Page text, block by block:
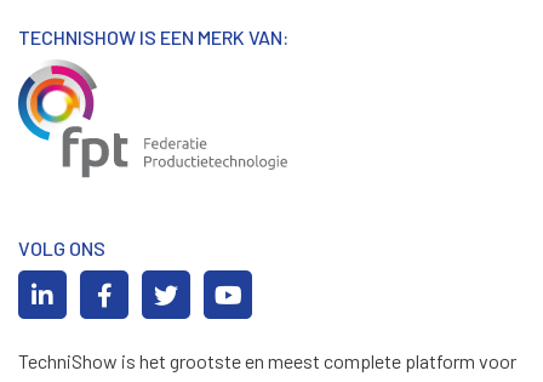
TECHNISHOW IS EEN MERK VAN:
VOLG ONS
TechniShow is het grootste en meest complete platform voor